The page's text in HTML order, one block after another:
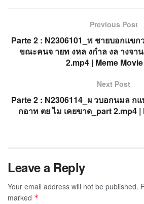
Previous Post
Parte 2 : N2306101_พ ชายบอกแขก
ขณะคนจ ายท งหล งกำล งล างจา
2.mp4 | Meme
Next Post
Parte 2 : N2306114_ผ วบอกนมล ก
กอาท ตย ไม เคยขาด_part 2.mp4
Leave a Reply
Your email address will not be published.
marked *